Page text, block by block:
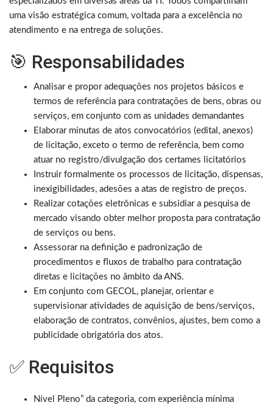
uma visão estratégica comum, voltada para a excelência no
atendimento e na entrega de soluções.
🎯 Responsabilidades
Analisar e propor adequações nos projetos básicos e
termos de referência para contratações de bens, obras ou
serviços, em conjunto com as unidades demandantes
Elaborar minutas de atos convocatórios (edital, anexos)
de licitação, exceto o termo de referência, bem como
atuar no registro/divulgação dos certames licitatórios
Instruir formalmente os processos de licitação, dispensas,
inexigibilidades, adesões a atas de registro de preços.
Realizar cotações eletrônicas e subsidiar a pesquisa de
mercado visando obter melhor proposta para contratação
de serviços ou bens.
Assessorar na definição e padronização de
procedimentos e fluxos de trabalho para contratação
diretas e licitações no âmbito da ANS.
Em conjunto com GECOL, planejar, orientar e
supervisionar atividades de aquisição de bens/serviços,
elaboração de contratos, convênios, ajustes, bem como a
publicidade obrigatória dos atos.
✅ Requisitos
Nível Pleno” da categoria, com experiência mínima